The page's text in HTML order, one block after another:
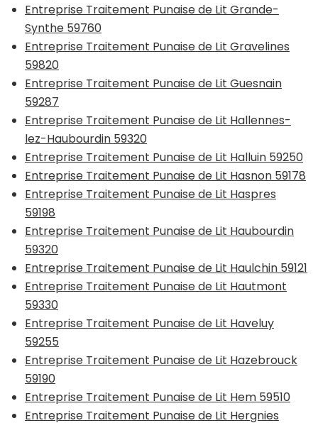
Entreprise Traitement Punaise de Lit Grande-
Synthe 59760
Entreprise Traitement Punaise de Lit Gravelines
59820
Entreprise Traitement Punaise de Lit Guesnain
59287
Entreprise Traitement Punaise de Lit Hallennes-
lez-Haubourdin 59320
Entreprise Traitement Punaise de Lit Halluin 59250
Entreprise Traitement Punaise de Lit Hasnon 59178
Entreprise Traitement Punaise de Lit Haspres
59198
Entreprise Traitement Punaise de Lit Haubourdin
59320
Entreprise Traitement Punaise de Lit Haulchin 59121
Entreprise Traitement Punaise de Lit Hautmont
59330
Entreprise Traitement Punaise de Lit Haveluy
59255
Entreprise Traitement Punaise de Lit Hazebrouck
59190
Entreprise Traitement Punaise de Lit Hem 59510
Entreprise Traitement Punaise de Lit Hergnies